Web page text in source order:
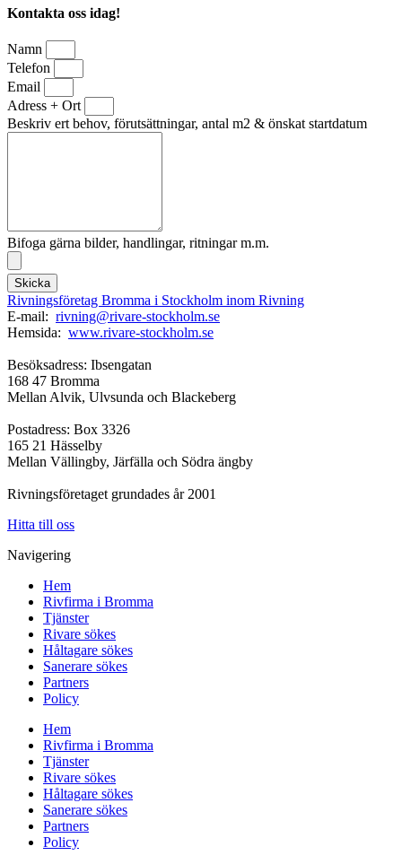
Kontakta oss idag!
Namn
Telefon
Email
Adress + Ort
Beskriv ert behov, förutsättningar, antal m2 & önskat startdatum
Bifoga gärna bilder, handlingar, ritningar m.m.
Skicka
Rivningsföretag Bromma i Stockholm inom Rivning
E-mail: rivning@rivare-stockholm.se
Hemsida: www.rivare-stockholm.se
Besöksadress: Ibsengatan
168 47 Bromma
Mellan Alvik, Ulvsunda och Blackeberg
Postadress: Box 3326
165 21 Hässelby
Mellan Vällingby, Järfälla och Södra ängby
Rivningsföretaget grundades år 2001
Hitta till oss
Navigering
Hem
Rivfirma i Bromma
Tjänster
Rivare sökes
Håltagare sökes
Sanerare sökes
Partners
Policy
Hem
Rivfirma i Bromma
Tjänster
Rivare sökes
Håltagare sökes
Sanerare sökes
Partners
Policy